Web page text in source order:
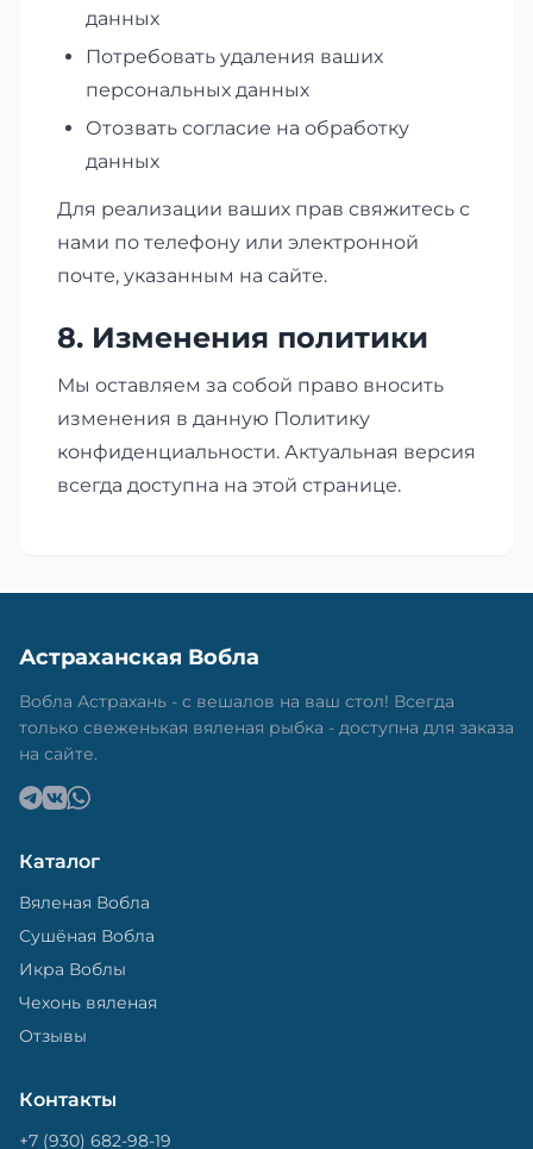
данных
Потребовать удаления ваших
персональных данных
Отозвать согласие на обработку
данных
Для реализации ваших прав свяжитесь с
нами по телефону или электронной
почте, указанным на сайте.
8. Изменения политики
Мы оставляем за собой право вносить
изменения в данную Политику
конфиденциальности. Актуальная версия
всегда доступна на этой странице.
Астраханская Вобла
Вобла Астрахань - с вешалов на ваш стол! Всегда
только свеженькая вяленая рыбка - доступна для заказа
на сайте.
Каталог
Вяленая Вобла
Сушёная Вобла
Икра Воблы
Чехонь вяленая
Отзывы
Контакты
+7 (930) 682-98-19